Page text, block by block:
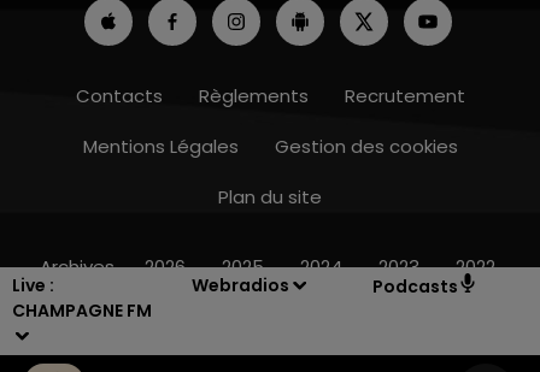
Live :
CHAMPAGNE FM
Webradios Podcasts
16h00 - 20h00
Contacts Règlements
Recrutement
Mentions Légales
Gestion des cookies
Plan du site
Archives 2026 2025 2024 2023 2022